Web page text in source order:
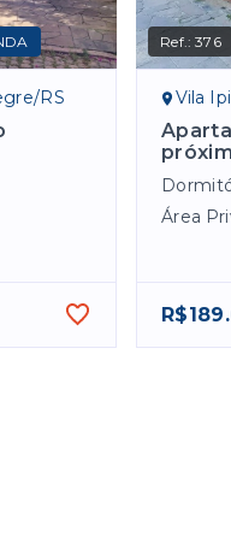
RS
Ref.:376
Vila
Área